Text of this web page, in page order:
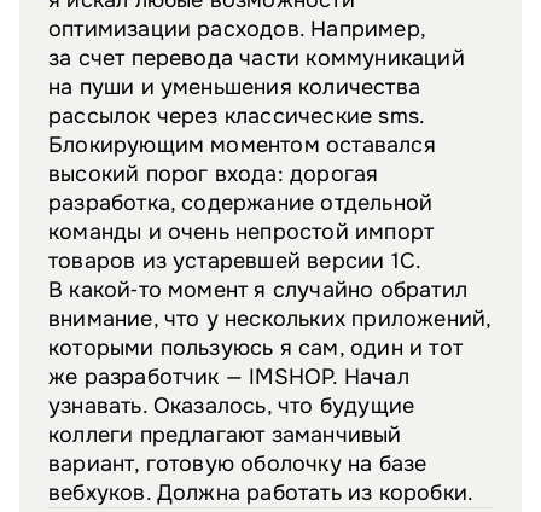
оптимизации расходов. Например,
за счет перевода части коммуникаций
на пуши и уменьшения количества
рассылок через классические sms.
Блокирующим моментом оставался
высокий порог входа: дорогая
разработка, содержание отдельной
команды и очень непростой импорт
товаров из устаревшей версии 1С.
В какой‑то момент я случайно обратил
внимание, что у нескольких приложений,
которыми пользуюсь я сам, один и тот
же разработчик — IMSHOP. Начал
узнавать. Оказалось, что будущие
коллеги предлагают заманчивый
вариант, готовую оболочку на базе
вебхуков. Должна работать из коробки.